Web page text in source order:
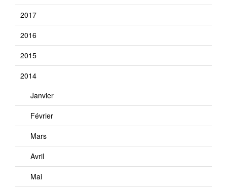
2017
2016
2015
2014
Janvier
Février
Mars
Avril
Mai